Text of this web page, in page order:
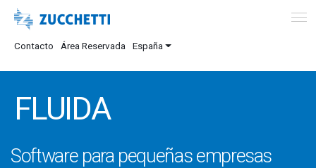
Contacto Área Reservada España
FLUIDA
Software para pequeñas empresas